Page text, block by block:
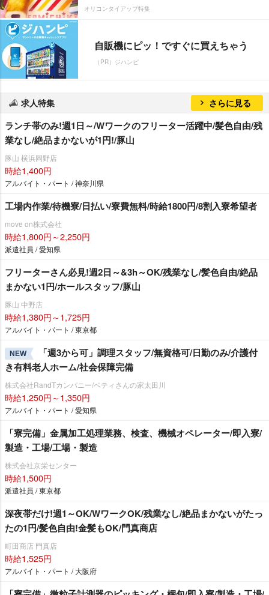
オリコンタイアップ特集
自販機にピッ！ですぐに買えちゃう
（PR）ジハンピ
求人特集 さらに見る
ランチ帯のみ!週1日～/Wワークのフリーター活躍中/髪色自由/残
業なし/絶品まかないが1円!/豚山
豚山 横浜岡野店
時給1,400円
アルバイト・パート / 神奈川県
工場内作業/待機寮/日払い/寮費無料/時給1800円/8割入寮希望者
move on株式会社
時給1,800円～2,250円
派遣社員 / 愛知県
フリーターさん必見!週2日～&3h～OK/残業なし/髪色自由/絶品
まかない1円/ホールスタッフ/豚山
豚山 中野店
時給1,380円～1,725円
アルバイト・パート / 東京都
NEW
「週3から可」調理スタッフ/無資格可/日勤のみ/介護付
き有料老人ホーム/社会保障完備
株式会社RandTカンパニー/ベティさんの家太田川
時給1,250円～1,350円
アルバイト・パート / 愛知県
「寮完備」金属加工処理業務、検査、機械オペレーター/即入寮/
製造・工場/工場・製造
株式会社京栄センター
時給1,500円
派遣社員 / 東京都
深夜帯だけ!週1～OK/WワークOK/残業なし/絶品まかないがたっ
たの1円/髪色自由!金髪もOK/門真商店
町田商店 門真店
時給1,525円
アルバイト・パート / 大阪府